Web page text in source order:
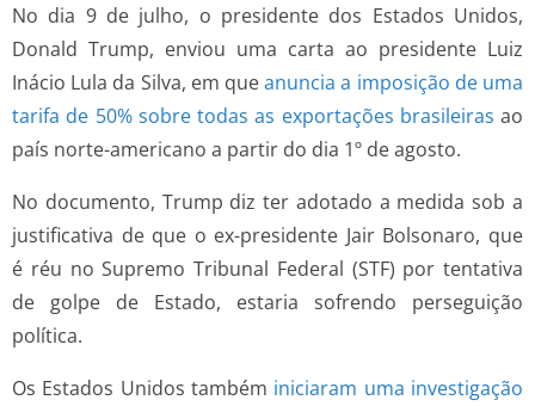
No dia 9 de julho, o presidente dos Estados Unidos,
Donald Trump, enviou uma carta ao presidente Luiz
Inácio Lula da Silva, em queanuncia a imposição de uma
tarifa de 50% sobre todas as exportações brasileiras ao
país norte-americano a partir do dia 1º de agosto.
No documento, Trump diz ter adotado a medida sob a
justificativa de que o ex-presidente Jair Bolsonaro, que
é réu no Supremo Tribunal Federal (STF) por tentativa
de golpe de Estado, estaria sofrendo perseguição
política.
Os Estados Unidos também iniciaram uma investigação